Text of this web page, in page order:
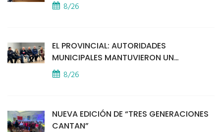
8/26
EL PROVINCIAL: AUTORIDADES
MUNICIPALES MANTUVIERON UN
ENCUENTRO CON VECINOS POR LA
SEGURIDAD
8/26
NUEVA EDICIÓN DE “TRES GENERACIONES
CANTAN”